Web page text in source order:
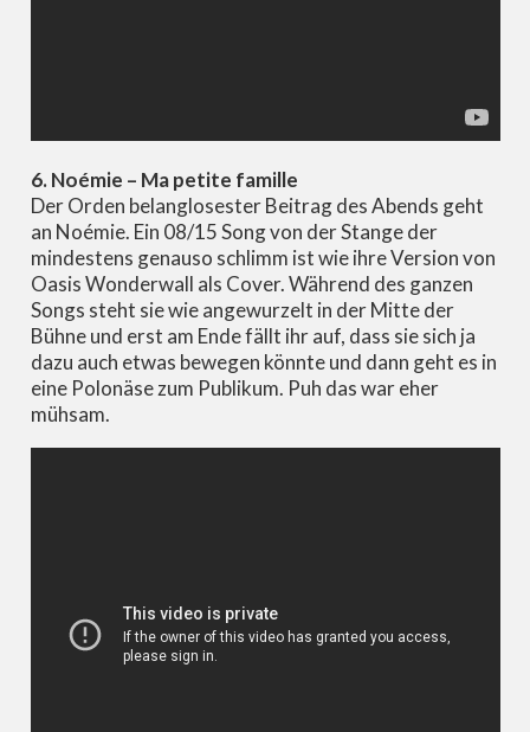
6. Noémie – Ma petite famille
Der Orden belanglosester Beitrag des Abends geht
an Noémie. Ein 08/15 Song von der Stange der
mindestens genauso schlimm ist wie ihre Version von
Oasis Wonderwall als Cover. Während des ganzen
Songs steht sie wie angewurzelt in der Mitte der
Bühne und erst am Ende fällt ihr auf, dass sie sich ja
dazu auch etwas bewegen könnte und dann geht es in
eine Polonäse zum Publikum. Puh das war eher
mühsam.